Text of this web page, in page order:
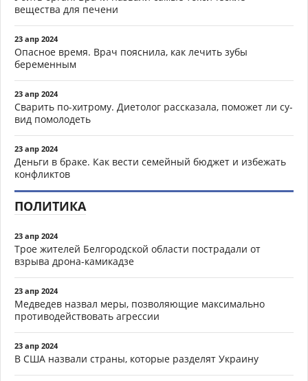
вещества для печени
23 апр 2024
Опасное время. Врач пояснила, как лечить зубы
беременным
23 апр 2024
Сварить по-хитрому. Диетолог рассказала, поможет ли су-
вид помолодеть
23 апр 2024
Деньги в браке. Как вести семейный бюджет и избежать
конфликтов
ПОЛИТИКА
23 апр 2024
Трое жителей Белгородской области пострадали от
взрыва дрона-камикадзе
23 апр 2024
Медведев назвал меры, позволяющие максимально
противодействовать агрессии
23 апр 2024
В США назвали страны, которые разделят Украину